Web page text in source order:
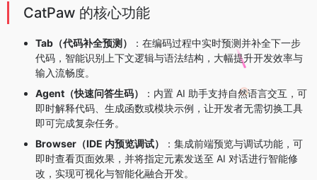
CatPaw 的核心功能
Tab（代码补全预测）
：在编码过程中实时预测并补全下一步
代码，智能识别上下文逻辑与语法结构，大幅提升开发效率与
输入流畅度。
Agent（快速问答生码）
：内置 AI 助手支持自然语言交互，可
即时解释代码、生成函数或模块示例，让开发者无需切换工具
即可完成复杂任务。
Browser（IDE 内预览调试）
：集成前端预览与调试功能，可
即时查看页面效果，并将指定元素发送至 AI 对话进行智能修
改，实现可视化与智能化融合开发。